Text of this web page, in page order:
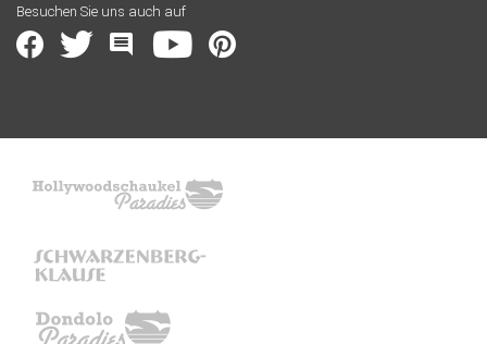
Besuchen Sie uns auch auf